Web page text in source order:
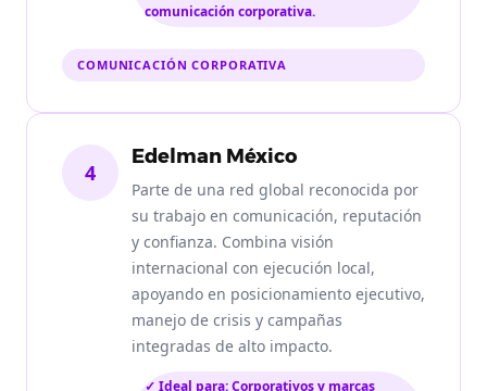
comunicación corporativa.
COMUNICACIÓN CORPORATIVA
4
Edelman México
Parte de una red global reconocida por
su trabajo en comunicación, reputación
y confianza. Combina visión
internacional con ejecución local,
apoyando en posicionamiento ejecutivo,
manejo de crisis y campañas
integradas de alto impacto.
✓ Ideal para: Corporativos y marcas